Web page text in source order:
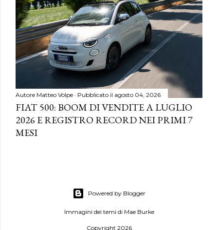
Autore Matteo Volpe Pubblicato il agosto 04, 2026
FIAT 500: BOOM DI VENDITE A LUGLIO
2026 E REGISTRO RECORD NEI PRIMI 7
MESI
Powered by Blogger
Immagini dei temi di Mae Burke
Copyright 2026